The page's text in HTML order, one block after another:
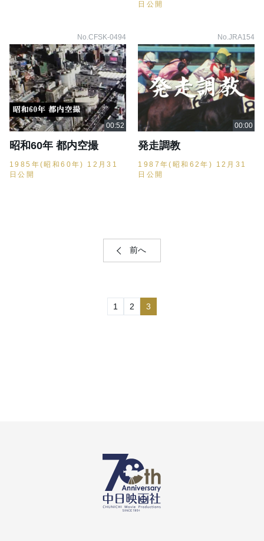
日公開
No.CFSK-0494
昭和60年 都内空撮
1985年(昭和60年) 12月31
日公開
No.JRA154
発走調教
1987年(昭和62年) 12月31
日公開
前へ
1 2 3